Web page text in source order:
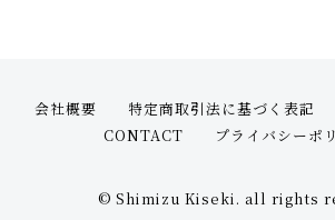
会社概要 特定商取引法に基づく表記
CONTACT
プライバシーポ
© Shimizu Kiseki. all rights